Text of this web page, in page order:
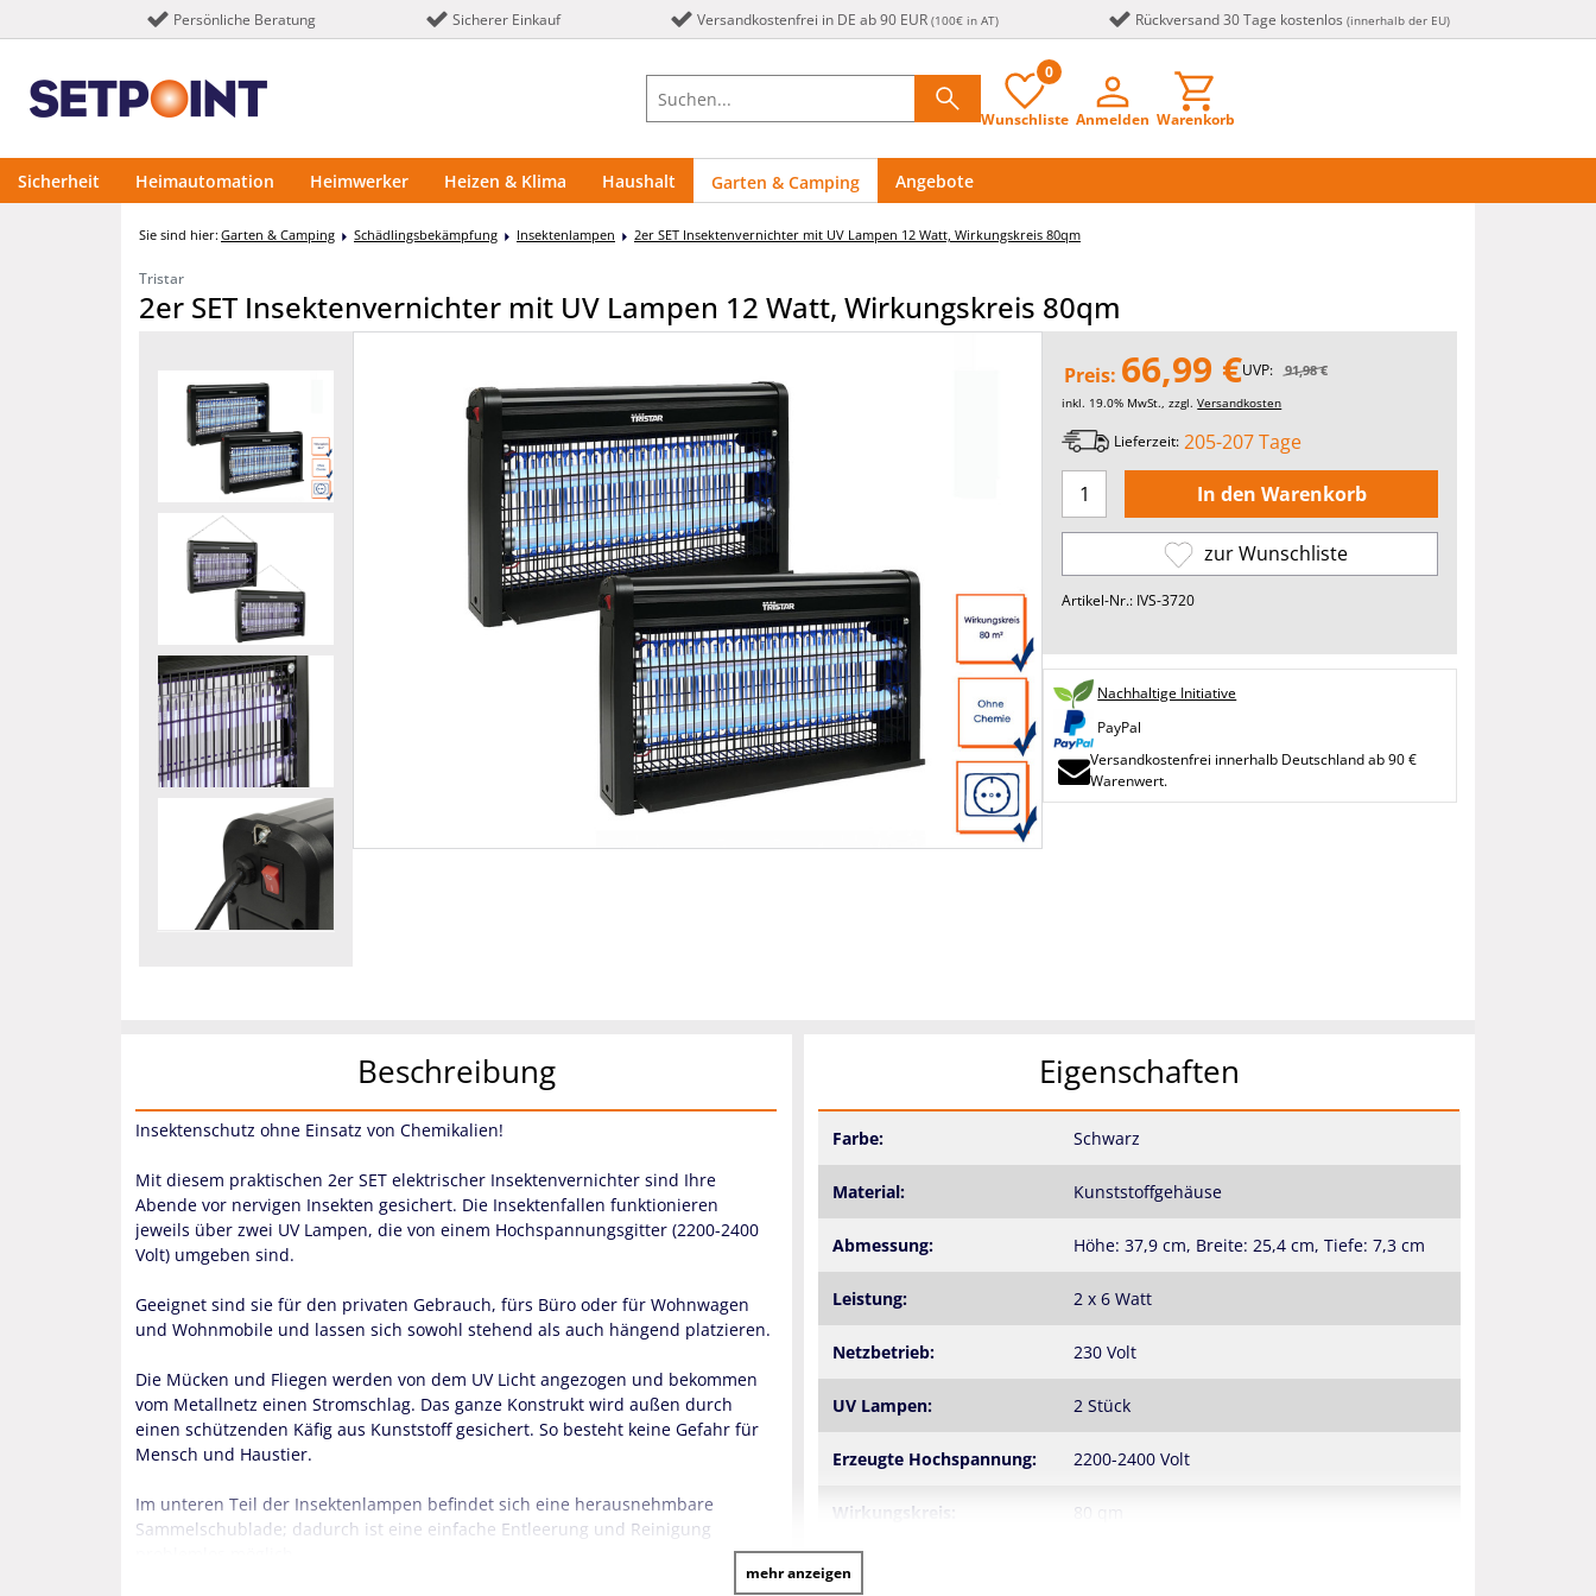
Persönliche Beratung Sicherer Einkauf Versandkostenfrei in DE ab 90 EUR (100€ in AT) Rückversand 30 Tage kostenlos (innerhalb der EU)
0
Wunschliste Anmelden Warenkorb
Sicherheit Heimautomation Heimwerker Heizen & Klima Haushalt Garten & Camping Angebote
Sie sind hier: Garten & Camping Schädlingsbekämpfung Insektenlampen 2er SET Insektenvernichter mit UV Lampen 12 Watt, Wirkungskreis 80qm
Tristar
2er SET Insektenvernichter mit UV Lampen 12 Watt, Wirkungskreis 80qm
Preis: 66,99 €UVP: 91,98 €
inkl. 19.0% MwSt., zzgl.Versandkosten
Lieferzeit: 205-207 Tage
zur Wunschliste
Artikel-Nr.: IVS-3720
Nachhaltige Initiative
PayPal
Versandkostenfrei innerhalb Deutschland ab 90 €
Warenwert.
Beschreibung
Insektenschutz ohne Einsatz von Chemikalien!
Mit diesem praktischen 2er SET elektrischer Insektenvernichter sind Ihre
Abende vor nervigen Insekten gesichert. Die Insektenfallen funktionieren
jeweils über zwei UV Lampen, die von einem Hochspannungsgitter (2200-2400
Volt) umgeben sind.
Geeignet sind sie für den privaten Gebrauch, fürs Büro oder für Wohnwagen
und Wohnmobile und lassen sich sowohl stehend als auch hängend platzieren.
Die Mücken und Fliegen werden von dem UV Licht angezogen und bekommen
vom Metallnetz einen Stromschlag. Das ganze Konstrukt wird außen durch
einen schützenden Käfig aus Kunststoff gesichert. So besteht keine Gefahr für
Mensch und Haustier.
Im unteren Teil der Insektenlampen befindet sich eine herausnehmbare
Sammelschublade; dadurch ist eine einfache Entleerung und Reinigung
Eigenschaften
Farbe: Schwarz
Material: Kunststoffgehäuse
Abmessung: Höhe: 37,9 cm, Breite: 25,4 cm, Tiefe: 7,3 cm
Leistung: 2 x 6 Watt
Netzbetrieb: 230 Volt
UV Lampen: 2 Stück
Erzeugte Hochspannung: 2200-2400 Volt
Wirkungskreis: 80 qm
Reinigung:
mehr anzeigen